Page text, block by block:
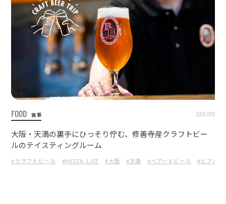
FOOD 食事 2025.07.11
大阪・天満の裏手にひっそり佇む、修善寺産クラフトビー
ルのテイスティングルーム
#クラフトビール #HESTA_LIFE #大阪 #天満 #ベアードビール #ビアバー